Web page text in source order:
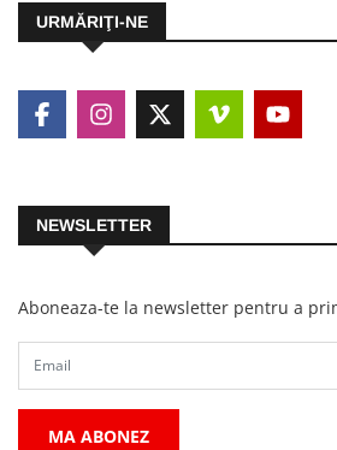
URMĂRIŢI-NE
NEWSLETTER
Aboneaza-te la newsletter pentru a
MA ABONEZ